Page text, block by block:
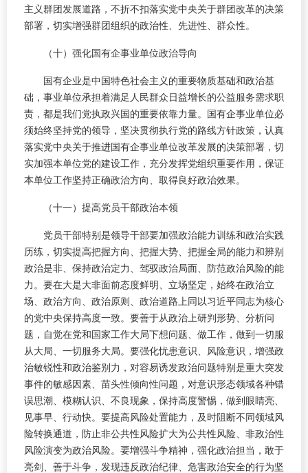
主义群团发展道路，不折不扣落实党中央关于群团改革的决策
部署，切实增强群团组织的政治性、先进性、群众性。
（十）强化国有企事业单位政治导向
国有企业是中国特色社会主义的重要物质基础和政治基
础，事业单位承担着满足人民群众日益增长的公益服务需求职
责，都是我们党执政兴国的重要依靠力量。国有企事业单位必
须始终坚持党的领导，坚决贯彻执行党的路线方针政策，认真
落实党中央关于推进国有企事业单位改革发展的决策部署，切
实加强本单位党的建设工作，充分发挥党组织重要作用，保证
本单位工作坚持正确政治方向、取得良好政治效果。
（十一）提高党员干部政治本领
党员干部特别是领导干部要加强政治能力训练和政治实践
历练，切实提高把握方向、把握大势、把握全局的能力和辨别
政治是非、保持政治定力、驾驭政治局面、防范政治风险的能
力。要在大是大非面前态度鲜明、立场坚定，始终在政治立
场、政治方向、政治原则、政治道路上同以习近平同志为核心
的党中央保持高度一致。要善于从政治上研判形势、分析问
题，自觉在党和国家工作大局下想问题、做工作，做到一切服
从大局、一切服务大局。要强化忧患意识、风险意识，增强政
治敏锐性和政治鉴别力，对容易诱发政治问题特别是重大突发
事件的敏感因素、苗头性倾向性问题，对意识形态领域各种错
误思潮、模糊认识、不良现象，保持高度警惕，做到眼睛亮、
见事早、行动快。要提高风险处置能力，及时阻断不同领域风
险转换通道，防止非公共性风险扩大为公共性风险、非政治性
风险演变为政治风险。要增强斗争精神，强化政治担当，敢于
亮剑、善于斗争，发现违反政治纪律、危害政治安全的行为坚